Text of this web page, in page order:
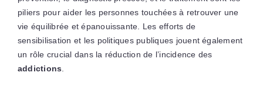
piliers pour aider les personnes touchées à retrouver une
vie équilibrée et épanouissante. Les efforts de
sensibilisation et les politiques publiques jouent également
un rôle crucial dans la réduction de l’incidence des
addictions